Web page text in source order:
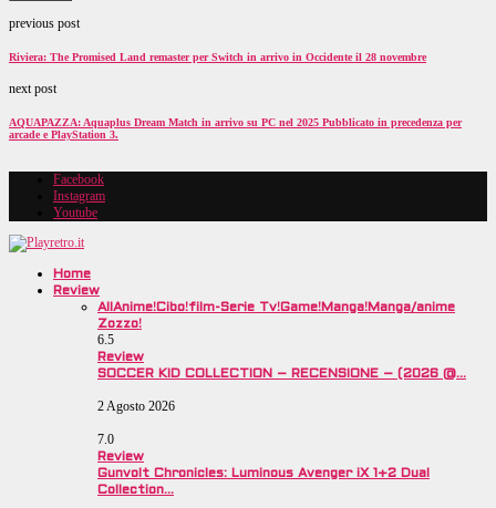
previous post
Riviera: The Promised Land remaster per Switch in arrivo in Occidente il 28 novembre
next post
AQUAPAZZA: Aquaplus Dream Match in arrivo su PC nel 2025 Pubblicato in precedenza per
arcade e PlayStation 3.
Facebook
Instagram
Youtube
Home
Review
AllAnime!Cibo!film-Serie Tv!Game!Manga!Manga/anime
Zozzo!
6.5
Review
SOCCER KID COLLECTION – RECENSIONE – (2026 @…
2 Agosto 2026
7.0
Review
Gunvolt Chronicles: Luminous Avenger iX 1+2 Dual
Collection…